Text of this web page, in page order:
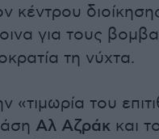
κέντρου
για τους
τη νύχτα.
«τιμωρία του
Αλ Αζράκ και